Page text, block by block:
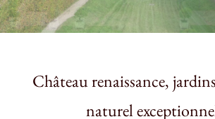
Château renaissance,
naturel